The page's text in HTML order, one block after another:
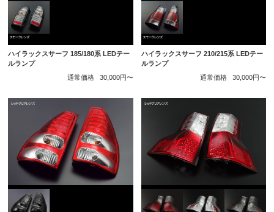
ハイラックスサーフ 185/180系 LEDテー
ルランプ
通常価格
30,000円〜
ハイラックスサーフ 210/215系 LEDテー
ルランプ
通常価格
30,000円〜